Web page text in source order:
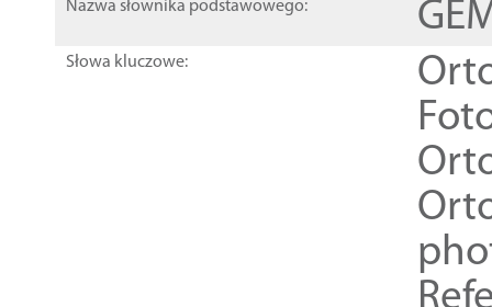
Nazwa słownika podstawowego:
Słowa kluczowe: